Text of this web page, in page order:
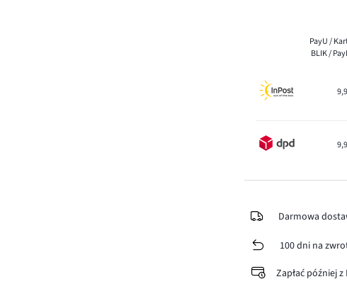
PayU /
BLIK /
Darmowa
100 dni na
Zapłać później